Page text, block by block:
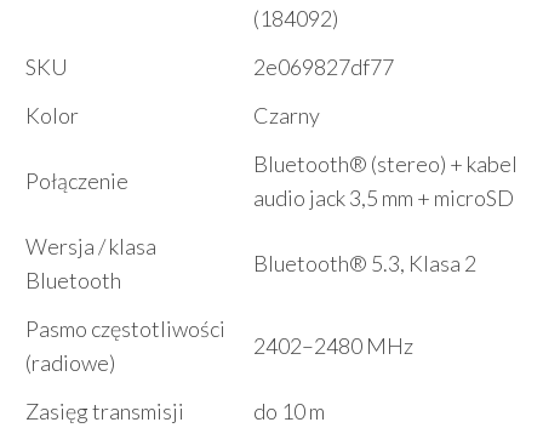
(184092)
SKU
2e069827df77
Kolor
Czarny
Połączenie
Bluetooth® (stereo) + kabel
audio jack 3,5 mm + microSD
Wersja / klasa
Bluetooth
Bluetooth® 5.3, Klasa 2
Pasmo częstotliwości
(radiowe)
2402–2480 MHz
Zasięg transmisji
do 10 m